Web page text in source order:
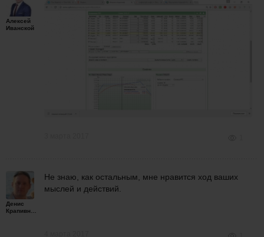
Алексей
Иванской
Денис
Не знаю, как остальным, мне нравится ход ваших
мыслей и действий.